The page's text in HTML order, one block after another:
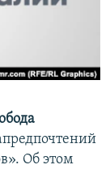
Об этом